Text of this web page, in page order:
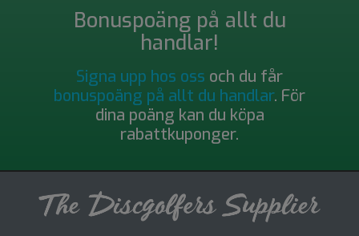
Bonuspoäng på allt du
handlar!
Signa upp hos oss och du får
bonuspoäng på allt du handlar. För
dina poäng kan du köpa
rabattkuponger.